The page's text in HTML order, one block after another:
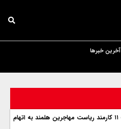
آخرین خبرها
بازداشت ۱۱ کارمند ریاست مهاجرین هلمند به اتهام